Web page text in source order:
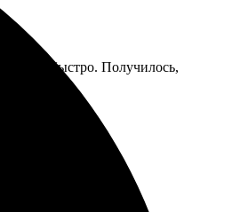
и быстро. Получилось,